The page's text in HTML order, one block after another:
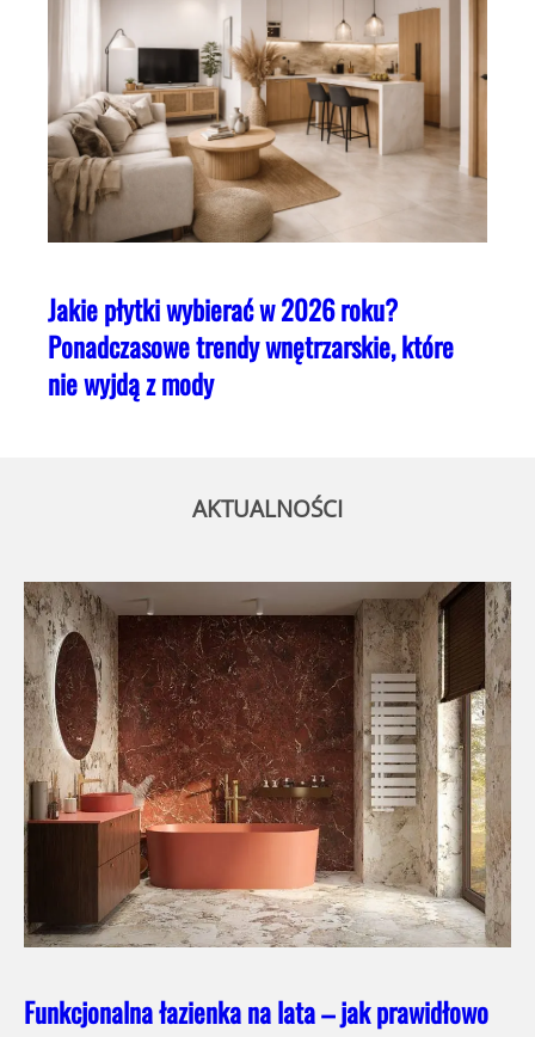
Jakie płytki wybierać w 2026 roku?
Ponadczasowe trendy wnętrzarskie, które
nie wyjdą z mody
AKTUALNOŚCI
Funkcjonalna łazienka na lata – jak prawidłowo